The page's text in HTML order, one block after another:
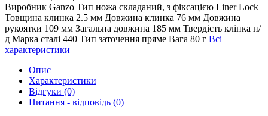
Виробник Ganzo Тип ножа складаний, з фіксацією Liner Lock
Товщина клинка 2.5 мм Довжина клинка 76 мм Довжина
рукоятки 109 мм Загальна довжина 185 мм Твердість клінка н/
д Марка сталі 440 Тип заточення пряме Вага 80 г Всі
характеристики
Опис
Характеристики
Відгуки (0)
Питання - відповідь (0)